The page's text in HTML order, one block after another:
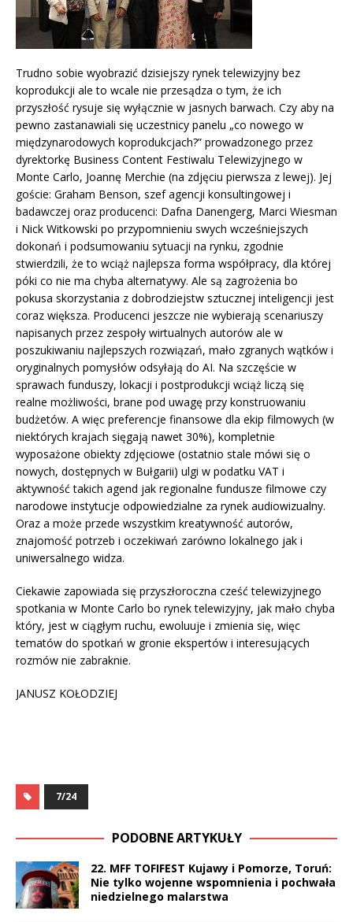
Trudno sobie wyobrazić dzisiejszy rynek telewizyjny bez
koprodukcji ale to wcale nie przesądza o tym, że ich
przyszłość rysuje się wyłącznie w jasnych barwach. Czy aby na
pewno zastanawiali się uczestnicy panelu „co nowego w
międzynarodowych koprodukcjach?” prowadzonego przez
dyrektorkę Business Content Festiwalu Telewizyjnego w
Monte Carlo, Joannę Merchie (na zdjęciu pierwsza z lewej). Jej
goście: Graham Benson, szef agencji konsultingowej i
badawczej oraz producenci: Dafna Danengerg, Marci Wiesman
i Nick Witkowski po przypomnieniu swych wcześniejszych
dokonań i podsumowaniu sytuacji na rynku, zgodnie
stwierdzili, że to wciąż najlepsza forma współpracy, dla której
póki co nie ma chyba alternatywy. Ale są zagrożenia bo
pokusa skorzystania z dobrodziejstw sztucznej inteligencji jest
coraz większa. Producenci jeszcze nie wybierają scenariuszy
napisanych przez zespoły wirtualnych autorów ale w
poszukiwaniu najlepszych rozwiązań, mało zgranych wątków i
oryginalnych pomysłów odsyłają do AI. Na szczęście w
sprawach funduszy, lokacji i postprodukcji wciąż liczą się
realne możliwości, brane pod uwagę przy konstruowaniu
budżetów. A więc preferencje finansowe dla ekip filmowych (w
niektórych krajach sięgają nawet 30%), kompletnie
wyposażone obiekty zdjęciowe (ostatnio stale mówi się o
nowych, dostępnych w Bułgarii) ulgi w podatku VAT i
aktywność takich agend jak regionalne fundusze filmowe czy
narodowe instytucje odpowiedzialne za rynek audiowizualny.
Oraz a może przede wszystkim kreatywność autorów,
znajomość potrzeb i oczekiwań zarówno lokalnego jak i
uniwersalnego widza.
Ciekawie zapowiada się przyszłoroczna cześć telewizyjnego
spotkania w Monte Carlo bo rynek telewizyjny, jak mało chyba
który, jest w ciągłym ruchu, ewoluuje i zmienia się, więc
tematów do spotkań w gronie ekspertów i interesujących
rozmów nie zabraknie.
JANUSZ KOŁODZIEJ
7/24
PODOBNE ARTYKUŁY
22. MFF TOFIFEST Kujawy i Pomorze, Toruń:
Nie tylko wojenne wspomnienia i pochwała
niedzielnego malarstwa